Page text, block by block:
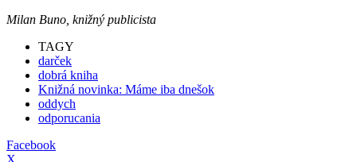
Milan Buno, knižný publicista
TAGY
darček
dobrá kniha
Knižná novinka: Máme iba dnešok
oddych
odporucania
Facebook
X